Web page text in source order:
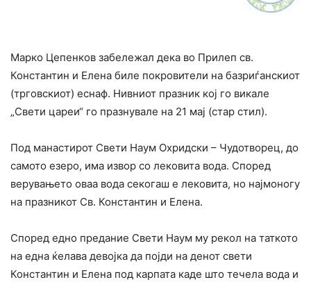
Марко Цепенков забележал дека во Прилеп св.
Константин и Елена биле покровители на базриѓанскиот
(трговскиот) еснаф. Нивниот празник кој го викале
„Свети цареи“ го празнувале на 21 мај (стар стил).
Под манастирот Свети Наум Охридски – Чудотворец, до
самото езеро, има извор со лековита вода. Според
верувањето оваа вода секогаш е лековита, но најмоногу
на празникот Св. Константин и Елена.
Според едно предание Свети Наум му рекол на таткото
на една ќелава девојка да појди на денот свети
Константин и Елена под карпата каде што течела вода и